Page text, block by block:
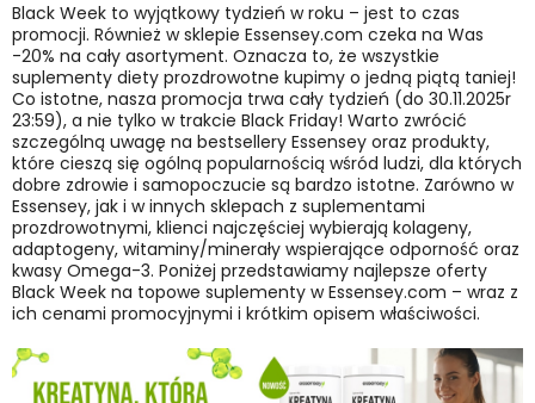
Black Week to wyjątkowy tydzień w roku – jest to czas
promocji. Również w sklepie Essensey.com czeka na Was
-20% na cały asortyment. Oznacza to, że wszystkie
suplementy diety prozdrowotne kupimy o jedną piątą taniej!
Co istotne, nasza promocja trwa cały tydzień (do 30.11.2025r
23:59), a nie tylko w trakcie Black Friday! Warto zwrócić
szczególną uwagę na bestsellery Essensey oraz produkty,
które cieszą się ogólną popularnością wśród ludzi, dla których
dobre zdrowie i samopoczucie są bardzo istotne. Zarówno w
Essensey, jak i w innych sklepach z suplementami
prozdrowotnymi, klienci najczęściej wybierają kolageny,
adaptogeny, witaminy/minerały wspierające odporność oraz
kwasy Omega-3. Poniżej przedstawiamy najlepsze oferty
Black Week na topowe suplementy w Essensey.com – wraz z
ich cenami promocyjnymi i krótkim opisem właściwości.